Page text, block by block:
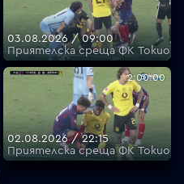
- Борусия Дортмунд -
03.08.2026 / 09:00
Приятелска среща ФК Токио
- Борусия Дортмунд -
2:00:00
02.08.2026 / 22:15
Приятелска среща ФК Токио